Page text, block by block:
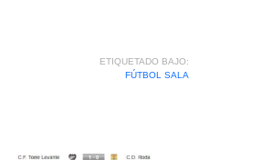
ETIQUETADO BAJO:
FÚTBOL SALA